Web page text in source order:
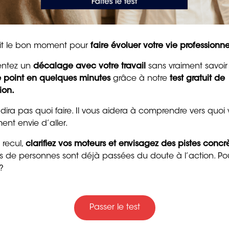
trois étapes, adaptées à chaque individu et à ses
établir les fondations de l’accompagnement. Elle
des objectifs du bilan et l’instauration d’un
bénéficiaire et le conseiller.
du bilan, où une introspection guidée permet
et les motivations. Grâce à une suite d’entretiens
approfondies, cette étape vise à dévoiler les
du bénéficiaire et à identifier des pistes de
par l’élaboration d’un projet professionnel solide et
traduit les découvertes et les réflexions en une feuille
pour réaliser les ambitions
Trente messages
bon anniversaire
4 min. de lecture
le bon moment pour faire évoluer votre vie
un décalage avec votre travail sans vraiment
point en quelques minutesgrâce à notre test gratuit de
dira pas quoi faire. Il vous aidera à comprendre vers quoi
envie d’aller.
recul, clarifiez vos moteurs et envisagez des pistes
de personnes sont déjà passées du doute à l’action.
Passer le test